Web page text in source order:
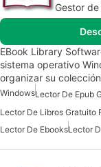
Gestor
EBook Library
sistema operativo
organizar su
WindowsLector De Epub
Lector De EbooksLector